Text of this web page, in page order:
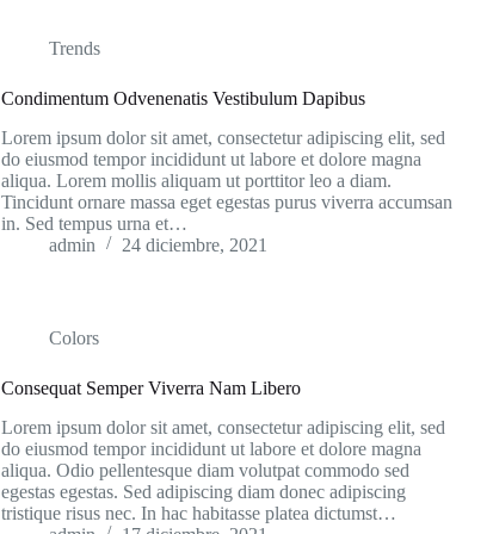
Trends
Condimentum Odvenenatis Vestibulum Dapibus
Lorem ipsum dolor sit amet, consectetur adipiscing elit, sed
do eiusmod tempor incididunt ut labore et dolore magna
aliqua. Lorem mollis aliquam ut porttitor leo a diam.
Tincidunt ornare massa eget egestas purus viverra accumsan
in. Sed tempus urna et…
admin
24 diciembre, 2021
Colors
Consequat Semper Viverra Nam Libero
Lorem ipsum dolor sit amet, consectetur adipiscing elit, sed
do eiusmod tempor incididunt ut labore et dolore magna
aliqua. Odio pellentesque diam volutpat commodo sed
egestas egestas. Sed adipiscing diam donec adipiscing
tristique risus nec. In hac habitasse platea dictumst…